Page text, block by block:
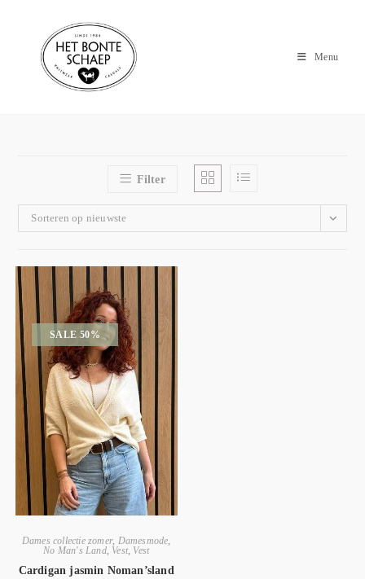
Menu
Filter
Sorteren op nieuwste
SALE 50%
Dames collectie zomer, Damesmode,
No Man's Land, Vest, Vest
Cardigan jasmin Noman’sland